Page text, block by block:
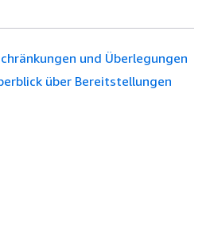
und Überlegungen
über Bereitstellungen